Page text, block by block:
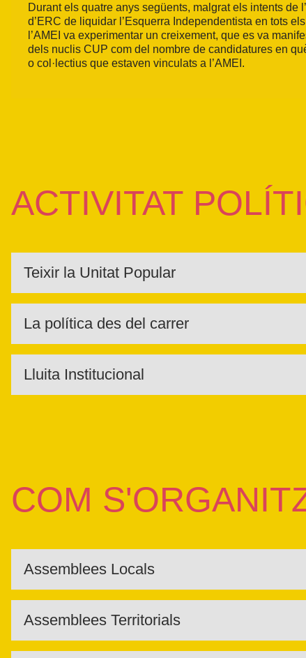
Durant els quatre anys següents, malgrat els intents de
d’ERC de liquidar l’Esquerra Independentista en tots
l’AMEI va experimentar un creixement, que es va
dels nuclis CUP com del nombre de candidatures en
o col·lectius que estaven vinculats a l’AMEI.
ACTIVITAT
Teixir la Unitat Popular
Enfortir els llaços amb el moviment de l’Esquerra
fer-los partícips de l’acció política de la CUP i les seves
La política des del carrer
L’expansió dels eixos de la Unitat Popular arreu dels
veritable política es fa al carrer i des del carrer.
Lluita Institucional
COM
Assemblees Locals
L’Assemblea Local és l’òrgan fonamental de la CUP.
col·laboradores que des de l’àmbit local defensen
Estatuts Interns i els acords adoptats pels òrgans de
Assemblees Territorials
Cada Assemblea Territorial és l’espai unitari de